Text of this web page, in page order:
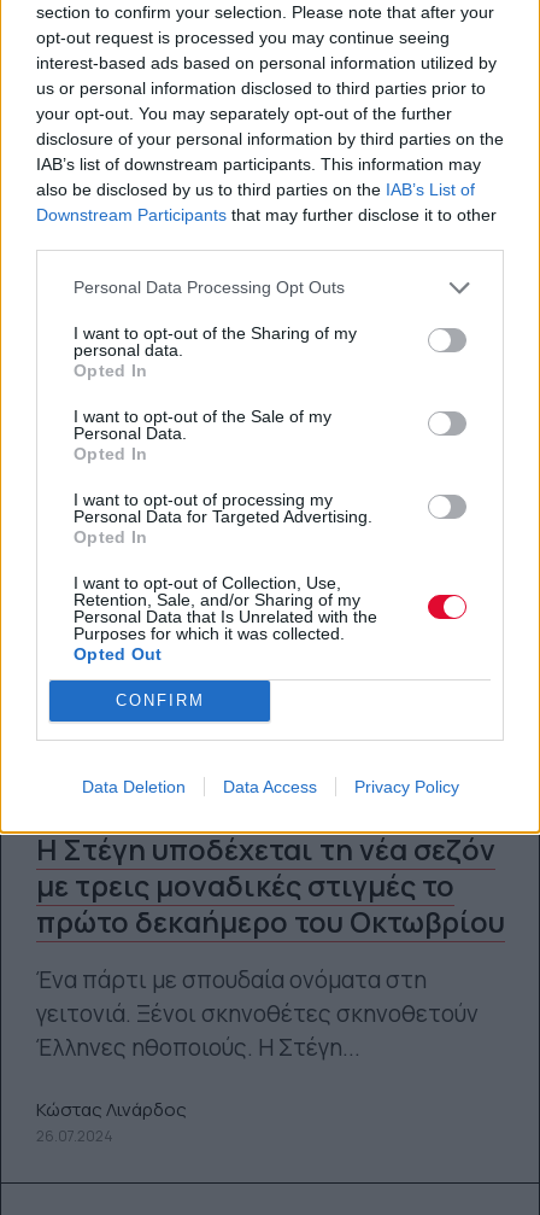
section to confirm your selection. Please note that after your
opt-out request is processed you may continue seeing
interest-based ads based on personal information utilized by
us or personal information disclosed to third parties prior to
your opt-out. You may separately opt-out of the further
disclosure of your personal information by third parties on the
IAB’s list of downstream participants. This information may
also be disclosed by us to third parties on the IAB’s List of
Downstream Participants that may further disclose it to other
Personal Data Processing Opt Outs
I want to opt-out of the Sharing of my
personal data.
Opted In
I want to opt-out of the Sale of my
Personal Data.
Opted In
I want to opt-out of processing my
Personal Data for Targeted Advertising.
Opted In
I want to opt-out of Collection, Use,
Retention, Sale, and/or Sharing of my
Personal Data that Is Unrelated with the
Purposes for which it was collected.
Opted Out
CONFIRM
Data Deletion Data Access Privacy Policy
Olympic Festival Paris 2024 στο
ΚΠΙΣΝ: Ένα φεστιβάλ για κάθε
ηλικία αφιερωμένο στην
ολυμπιακή χρονιά
Από τις 26 Ιουλίου έως τις 11 Αυγούστου,
δραστηριότητες για μικρούς και μεγάλους,
Κώστας Λινάρδος
Η Στέγη υποδέχεται τη νέα σεζόν
με τρεις μοναδικές στιγμές το
πρώτο δεκαήμερο του Οκτωβρίου
Ένα πάρτι με σπουδαία ονόματα στη
γειτονιά. Ξένοι σκηνοθέτες σκηνοθετούν
Έλληνες ηθοποιούς. Η Στέγη...
Κώστας Λινάρδος
26.07.2024